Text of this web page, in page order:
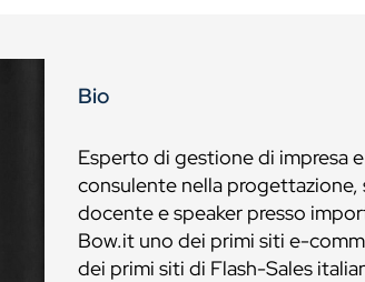
Bio
Esperto di gestione di impresa
consulente nella
docente e speaker presso
Bow.it uno dei primi siti e-
dei primi siti di Flash-Sales